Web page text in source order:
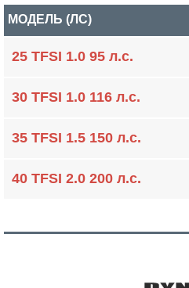
МОДЕЛЬ (ЛС)
25 TFSI 1.0 95 л.с.
30 TFSI 1.0 116 л.с.
35 TFSI 1.5 150 л.с.
40 TFSI 2.0 200 л.с.